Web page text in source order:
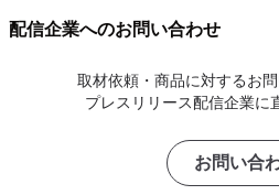
配信企業へのお問い合わせ
取材依頼・商品に対するお問
プレスリリース配信企業に
お問い合